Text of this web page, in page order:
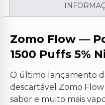
Zomo Flow —
1500 Puffs 5%
O último lançamento
descartável Zomo
sabor e muito mais